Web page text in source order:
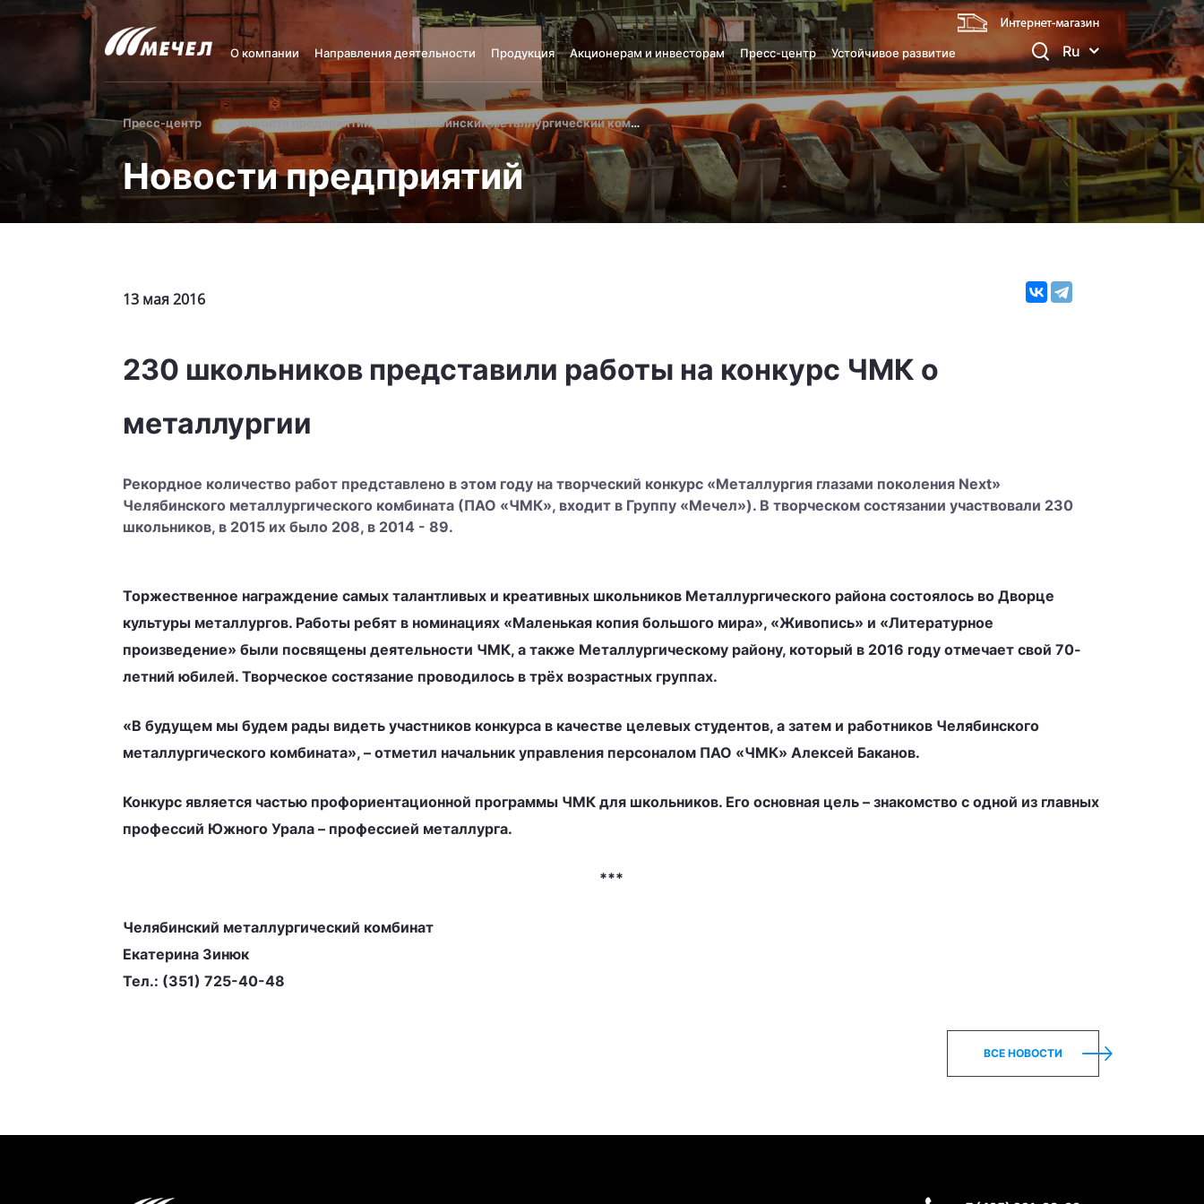
О компании Направления деятельности Продукция Акционерам и инвесторам Пресс-центр Устойчивое развитие Ru
Пресс-центр Новости предприятий Челябинский металлургический комбинат
Новости предприятий
13 мая 2016
230 школьников представили работы на конкурс ЧМК о
металлургии
Рекордное количество работ представлено в этом году на творческий конкурс «Металлургия глазами поколения Next»
Челябинского металлургического комбината (ПАО «ЧМК», входит в Группу «Мечел»). В творческом состязании участвовали 230
школьников, в 2015 их было 208, в 2014 - 89.
Торжественное награждение самых талантливых и креативных школьников Металлургического района состоялось во Дворце
культуры металлургов. Работы ребят в номинациях «Маленькая копия большого мира», «Живопись» и «Литературное
произведение» были посвящены деятельности ЧМК, а также Металлургическому району, который в 2016 году отмечает свой 70-
летний юбилей. Творческое состязание проводилось в трёх возрастных группах.
«В будущем мы будем рады видеть участников конкурса в качестве целевых студентов, а затем и работников Челябинского
металлургического комбината», – отметил начальник управления персоналом ПАО «ЧМК» Алексей Баканов.
Конкурс является частью профориентационной программы ЧМК для школьников. Его основная цель – знакомство с одной из главных
профессий Южного Урала – профессией металлурга.
***
Челябинский металлургический комбинат
Екатерина Зинюк
Тел.: (351) 725-40-48
ВСЕ НОВОСТИ